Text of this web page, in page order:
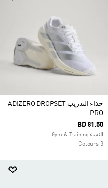
حذاء التدريب ADIZERO DROPSET
PRO
BD 81.50
النساء Gym & Training
3 Colours